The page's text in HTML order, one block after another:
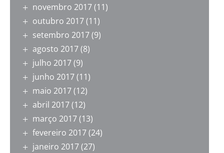
novembro 2017(11)
outubro 2017(11)
setembro 2017(9)
agosto 2017(8)
julho 2017(9)
junho 2017(11)
maio 2017(12)
abril 2017(12)
março 2017(13)
fevereiro 2017(24)
janeiro 2017(27)